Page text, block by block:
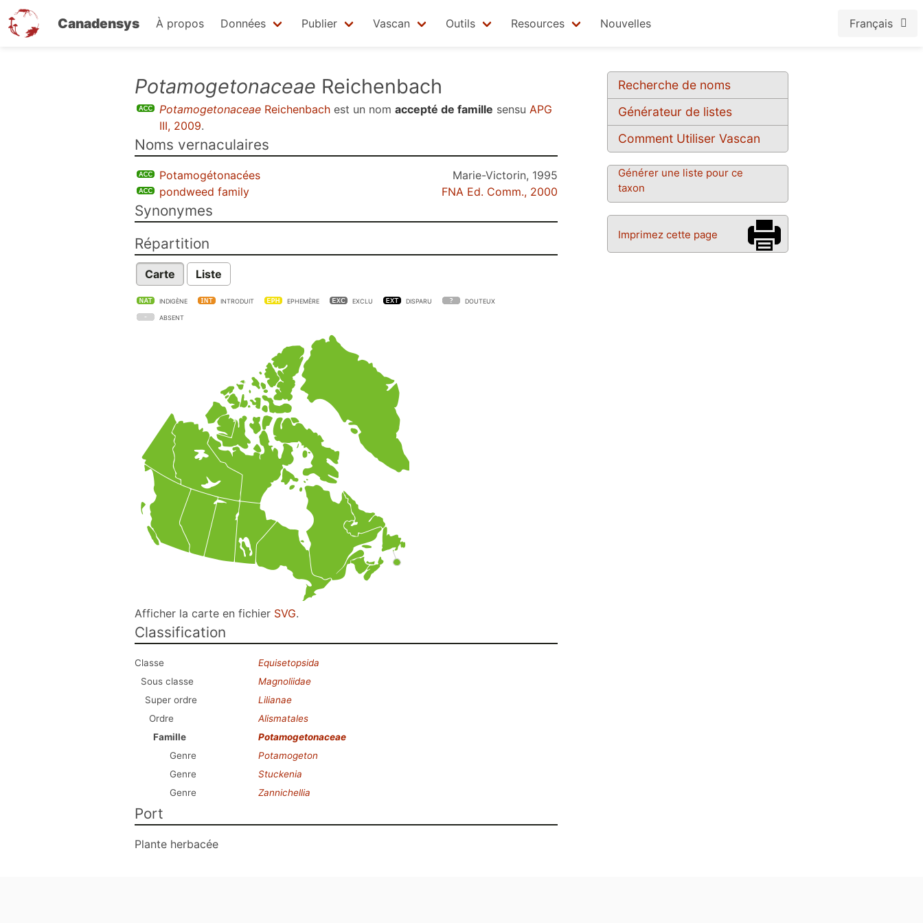
Canadensys À propos Données Publier Vascan Outils Resources Nouvelles Français
Recherche de noms
Générateur de listes
Comment Utiliser Vascan
Générer une liste pour ce
taxon
Imprimez cette page
Potamogetonaceae Reichenbach
Potamogetonaceae Reichenbach est un nom accepté de famille sensu APG
III, 2009.
Noms vernaculaires
Potamogétonacées
Marie-Victorin, 1995
pondweed family
FNA Ed. Comm., 2000
Synonymes
Répartition
Carte Liste
INDIGÈNE INTRODUIT EPHEMÈRE EXCLU DISPARU DOUTEUX
ABSENT
Afficher la carte en fichier SVG.
Classification
Classe
Equisetopsida
Sous classe
Magnoliidae
Super ordre
Lilianae
Ordre
Alismatales
Famille
Potamogetonaceae
Genre
Potamogeton
Genre
Stuckenia
Genre
Zannichellia
Port
Plante herbacée